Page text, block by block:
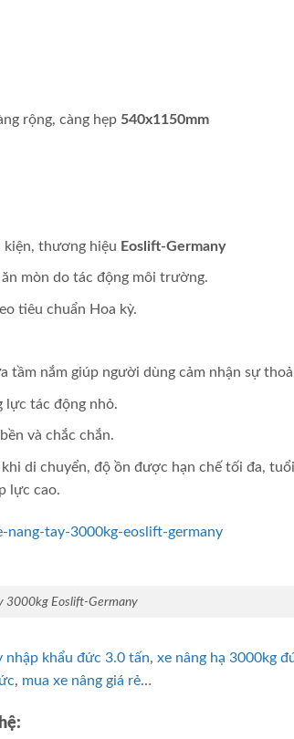
rộng, càng hẹp540x1150mm
kiện, thương hiệu Eoslift-Germany
mòn do tác động môi trường.
tiêu chuẩn Hoa kỳ.
tầm nắm giúp người dùng cảm nhận sự
lực tác động nhỏ.
và chắc chắn.
di chuyển, độ ồn được hạn chế tối đa,
lực cao.
tay-3000kg-eoslift-germany
3000kg Eoslift-Germany
nhập khẩu đức 3.0 tấn, xe nâng hạ 3000kg
, mua xe nâng giá rẻ…